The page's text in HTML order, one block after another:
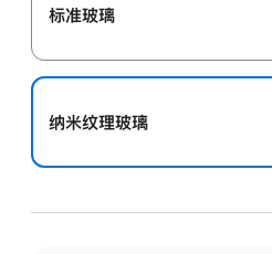
标准玻璃
纳米纹理玻璃